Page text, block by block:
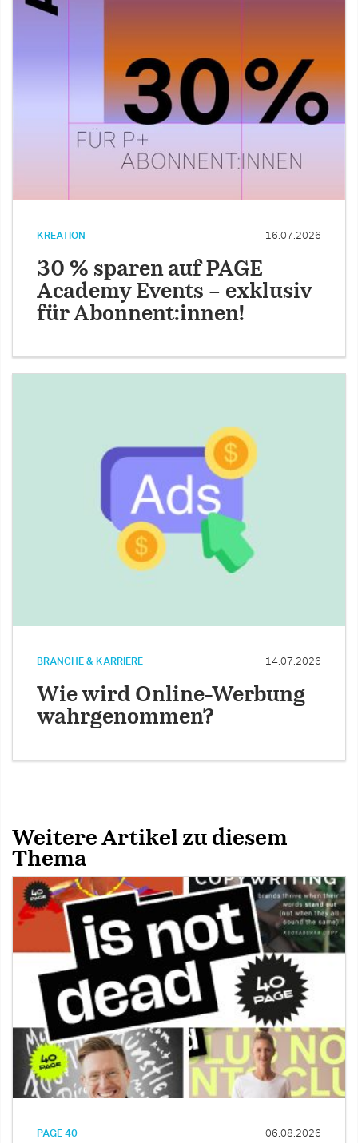
KREATION 16.07.2026
30 % sparen auf PAGE
Academy Events – exklusiv
für Abonnent:innen!
BRANCHE & KARRIERE 14.07.2026
Wie wird Online-Werbung
wahrgenommen?
Weitere Artikel zu diesem
Thema
PAGE 40 06.08.2026